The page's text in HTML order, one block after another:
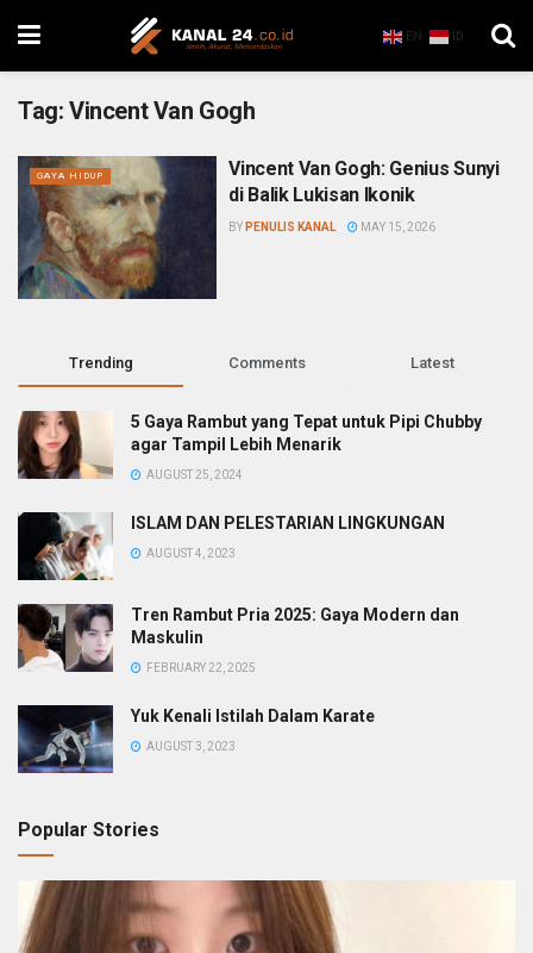
EN ID
Tag: Vincent Van Gogh
GAYA HIDUP
Vincent Van Gogh: Genius Sunyi
di Balik Lukisan Ikonik
BY PENULIS KANAL MAY 15, 2026
Trending Comments Latest
5 Gaya Rambut yang Tepat untuk Pipi Chubby
agar Tampil Lebih Menarik
AUGUST 25, 2024
ISLAM DAN PELESTARIAN LINGKUNGAN
AUGUST 4, 2023
Tren Rambut Pria 2025: Gaya Modern dan
Maskulin
FEBRUARY 22, 2025
Yuk Kenali Istilah Dalam Karate
AUGUST 3, 2023
Popular Stories